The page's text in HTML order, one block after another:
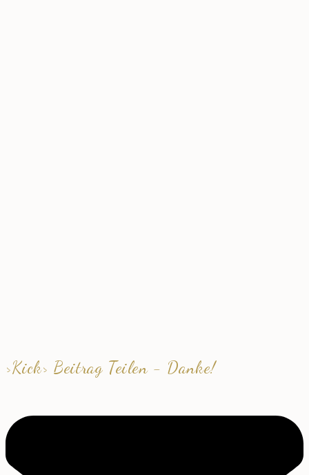
>Kick> Beitrag Teilen - Danke!